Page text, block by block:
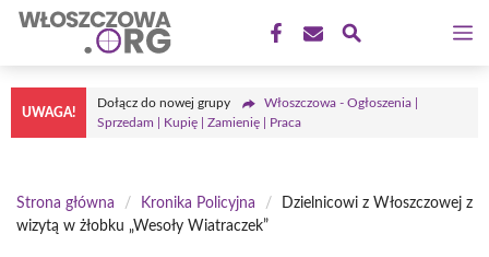
Przejdź
treści
UWAGA!
Dołącz do nowej grupy
Włoszczowa - Ogłoszenia |
Sprzedam | Kupię | Zamienię | Praca
Strona główna / Kronika Policyjna /
Dzielnicowi z Włoszczowej z
wizytą w żłobku „Wesoły Wiatraczek”